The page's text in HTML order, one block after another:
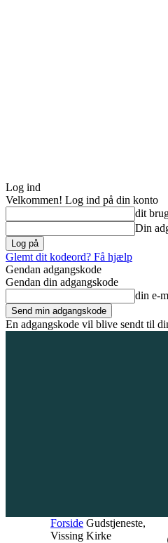
Log ind
Velkommen! Log ind på din konto
dit
Din
Glemt dit kodeord? Få hjælp
Gendan adgangskode
Gendan din adgangskode
din e-
En adgangskode vil blive sendt til
Forside Gudstjeneste,
Vissing Kirke